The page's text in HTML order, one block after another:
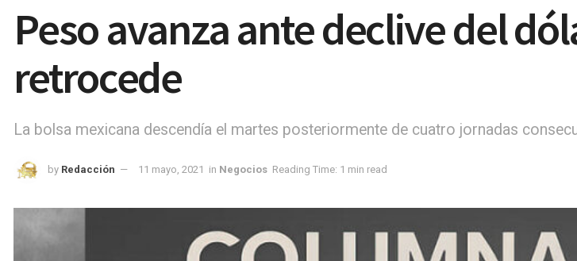
Peso avanza ante declive del
retrocede
La bolsa mexicana descendía el martes posteriormente de cuatro jornadas
by Redacción 11 mayo, 2021 in Negocios Reading Time: 1 min read